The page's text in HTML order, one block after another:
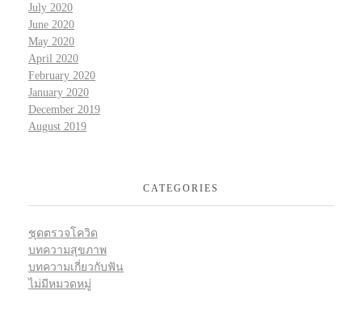
July 2020
June 2020
May 2020
April 2020
February 2020
January 2020
December 2019
August 2019
CATEGORIES
ชุดตรวจโควิด
บทความสุขภาพ
บทความเกี่ยวกับฟัน
ไม่มีหมวดหมู่